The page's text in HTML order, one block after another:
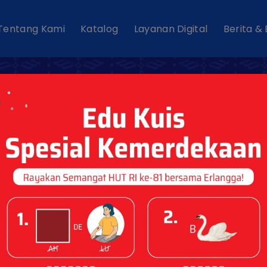
Kami Katalog Layanan Digital Berita &
BAHASA